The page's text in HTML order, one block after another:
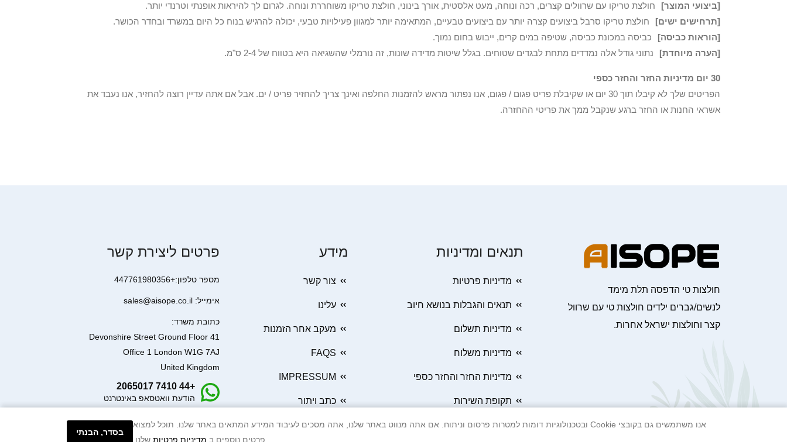
[ביצועי המוצר]
חולצת טריקו עם שרוולים קצרים, רכה ונוחה, מעט אלסטית, אורך בינוני, חולצת טריקו משוחררת ונוחה. לגרום לך להיראות אופנתי וטרנדי יותר.
[תרחישים ישים]
חולצת טריקו סרבל ביצועים קצרה יותר עם ביצועים טבעיים, המתאימה יותר למגוון פעילויות טבעי, יכולה להרגיש בנוח כל היום במשרד ובחדר הכושר.
[הוראות כביסה]
כביסה במכונת כביסה, שטיפה במים קרים, ייבוש בחום נמוך.
[הערה מיוחדת]
נתוני גודל אלה נמדדים מתחת לבגדים שטוחים. בגלל שיטות מדידה שונות, זה נורמלי שהשגיאה היא בטווח של 2-4 ס"מ.
30 יום מדיניות החזר והחזר כספי
הפריטים שלך לא קיבלו תוך 30 יום או שקיבלת פריט פגום / פגום, אנו נפתור מראש להזמנות החלפה ואינך צריך להחזיר פריט / ים. אבל אם אתה עדיין רוצה להחזיר, אנו נעבד את
אשראי החנות או החזר ברגע שנקבל ממך את פריטי ההחזרה.
חולצות טי הדפסה תלת מימד
לנשים/גברים ילדים חולצות טי עם שרוול
קצר וחולצות ישראל אחרות.
תנאים ומדיניות
מדיניות פרטיות
תנאים והגבלות בנושא חיוב
מדיניות תשלום
מדיניות משלוח
מדיניות החזר והחזר כספי
תקופת השירות
מידע
צור קשר
עלינו
מעקב אחר הזמנות
FAQS
IMPRESSUM
כתב ויתור
פרטים ליצירת קשר
מספר טלפון:+447761980356
אימייל: sales@aisope.co.il
כתובת משרד:
41 Devonshire Street Ground Floor
Office 1 London W1G 7AJ
United Kingdom
+44 7410 2065017
הודעת וואטסאפ באינטרנט
אנו משתמשים גם בקובצי Cookie ובטכנולוגיות דומות למטרות פרסום וניתוח. אם אתה מנווט באתר שלנו, אתה מסכים לעיבוד המידע המתאים באתר שלנו. תוכל למצוא
פרטים נוספים ב מדיניות פרטיות שלנו.
בסדר, הבנתי